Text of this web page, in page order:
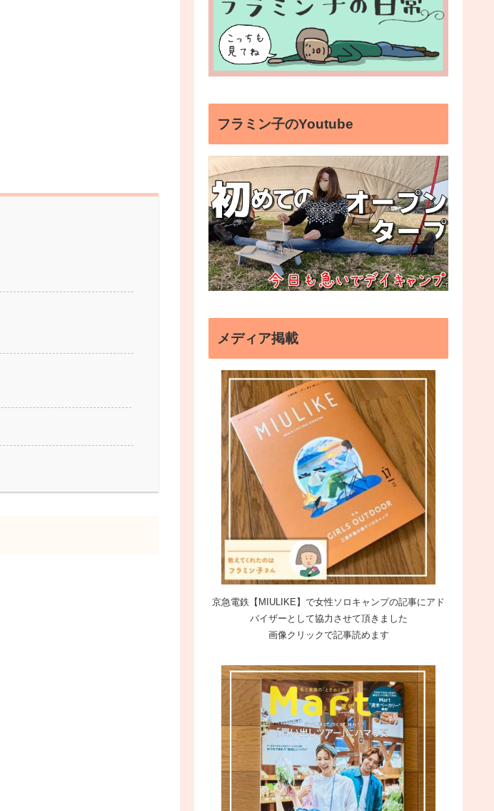
フラミン子のYoutube
メディア掲載
京急電鉄【MIULIKE】で女性ソロキャンプの記事にアド
バイザーとして協力させて頂きました
画像クリックで記事読めます